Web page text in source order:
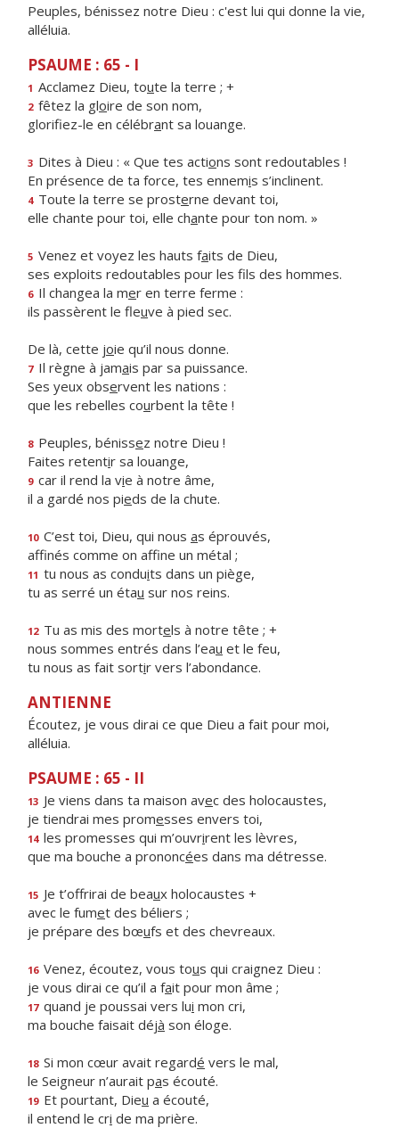
Peuples, bénissez notre Dieu : c'est lui qui donne la vie,
alléluia.
PSAUME : 65 - I
1 Acclamez Dieu, toute la terre ; +
2 fêtez la gloire de son nom,
glorifiez-le en célébrant sa louange.
3 Dites à Dieu : « Que tes actions sont redoutables !
En présence de ta force, tes ennemis s’inclinent.
4 Toute la terre se prosterne devant toi,
elle chante pour toi, elle chante pour ton nom. »
5 Venez et voyez les hauts faits de Dieu,
ses exploits redoutables pour les fls des hommes.
6 Il changea la mer en terre ferme :
ils passèrent le fleuve à pied sec.
De là, cette joie qu’il nous donne.
7 Il règne à jamais par sa puissance.
Ses yeux observent les nations :
que les rebelles courbent la tête !
8 Peuples, bénissez notre Dieu !
Faites retentir sa louange,
9 car il rend la vie à notre âme,
il a gardé nos pieds de la chute.
10 C’est toi, Dieu, qui nous as éprouvés,
affinés comme on affne un métal ;
11 tu nous as conduits dans un piège,
tu as serré un étau sur nos reins.
12 Tu as mis des mortels à notre tête ; +
nous sommes entrés dans l’eau et le feu,
tu nous as fait sortir vers l’abondance.
ANTIENNE
Écoutez, je vous dirai ce que Dieu a fait pour moi,
alléluia.
PSAUME : 65 - II
13 Je viens dans ta maison avec des holocaustes,
je tiendrai mes promesses envers toi,
14 les promesses qui m’ouvrirent les lèvres,
que ma bouche a prononcées dans ma détresse.
15 Je t’offrirai de beaux holocaustes +
avec le fumet des béliers ;
je prépare des bœufs et des chevreaux.
16 Venez, écoutez, vous tous qui craignez Dieu :
je vous dirai ce qu’il a fait pour mon âme ;
17 quand je poussai vers lui mon cri,
ma bouche faisait déjà son éloge.
18 Si mon cœur avait regardé vers le mal,
le Seigneur n’aurait pas écouté.
19 Et pourtant, Dieu a écouté,
il entend le cri de ma prière.